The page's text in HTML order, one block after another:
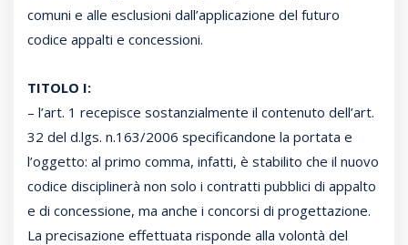
comuni e alle esclusioni dall’applicazione del futuro
codice appalti e concessioni.
TITOLO I:
– l’art. 1 recepisce sostanzialmente il contenuto dell’art.
32 del d.lgs. n.163/2006 specificandone la portata e
l’oggetto: al primo comma, infatti, è stabilito che il nuovo
codice disciplinerà non solo i contratti pubblici di appalto
e di concessione, ma anche i concorsi di progettazione.
La precisazione effettuata risponde alla volontà del